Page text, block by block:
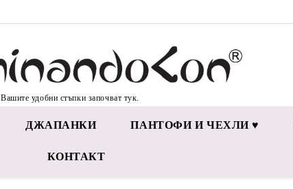
Вашите удобни стъпки започват тук.
ДЖАПАНКИ ПАНТОФИ И ЧЕХЛИ ♥
КОНТАКТ